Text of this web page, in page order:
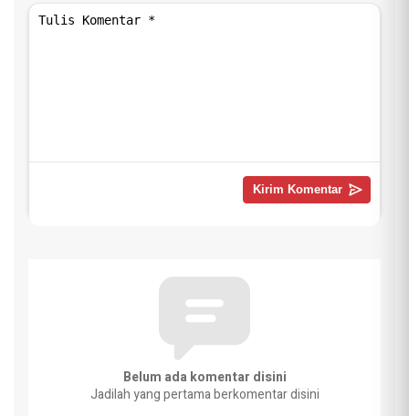
Belum ada komentar disini
Jadilah yang pertama berkomentar disini